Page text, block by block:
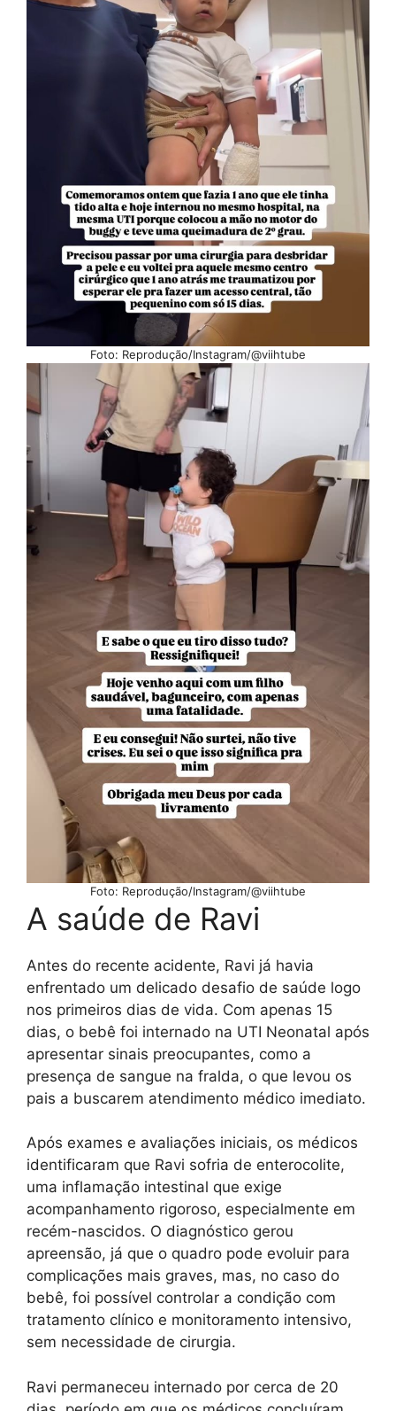
Foto: Reprodução/Instagram/@viihtube
Foto: Reprodução/Instagram/@viihtube
A saúde de Ravi
Antes do recente acidente, Ravi já havia
enfrentado um delicado desafio de saúde logo
nos primeiros dias de vida. Com apenas 15
dias, o bebê foi internado na UTI Neonatal após
apresentar sinais preocupantes, como a
presença de sangue na fralda, o que levou os
pais a buscarem atendimento médico imediato.
Após exames e avaliações iniciais, os médicos
identificaram que Ravi sofria de enterocolite,
uma inflamação intestinal que exige
acompanhamento rigoroso, especialmente em
recém-nascidos. O diagnóstico gerou
apreensão, já que o quadro pode evoluir para
complicações mais graves, mas, no caso do
bebê, foi possível controlar a condição com
tratamento clínico e monitoramento intensivo,
sem necessidade de cirurgia.
Ravi permaneceu internado por cerca de 20